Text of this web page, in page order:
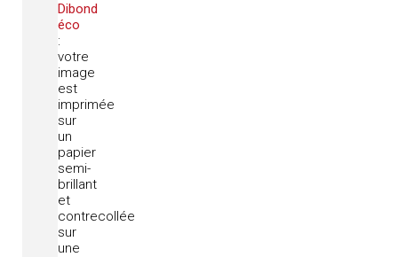
Dibond
éco
:
votre
image
est
imprimée
sur
un
papier
semi-
brillant
et
contrecollée
sur
une